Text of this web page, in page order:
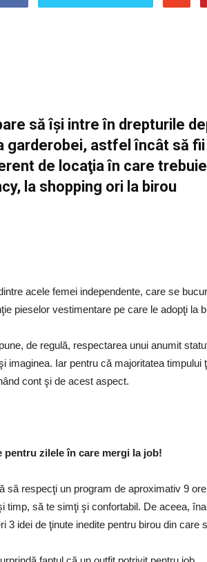
să îşi intre în drepturile
garderobei, astfel încât să
de locaţia în care
la shopping ori la birou
acele femei independente, care se
pieselor vestimentare pe care le adopţi la
de regulă, respectarea unui anumit
imaginea. Iar pentru că majoritatea timpului
cont şi de acest aspect.
pentru zilele în care mergi la job!
să respecţi un program de aproximativ 9
timp, să te simţi şi confortabil. De aceea,
3 idei de ţinute inedite pentru birou din care